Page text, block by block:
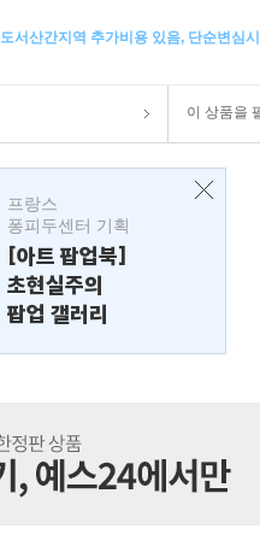
도서산간지역 추가비용 있음, 단순변심
이 상품을
프랑스
퐁피두센터 기획
[아트 팝업북]
초현실주의
팝업 갤러리